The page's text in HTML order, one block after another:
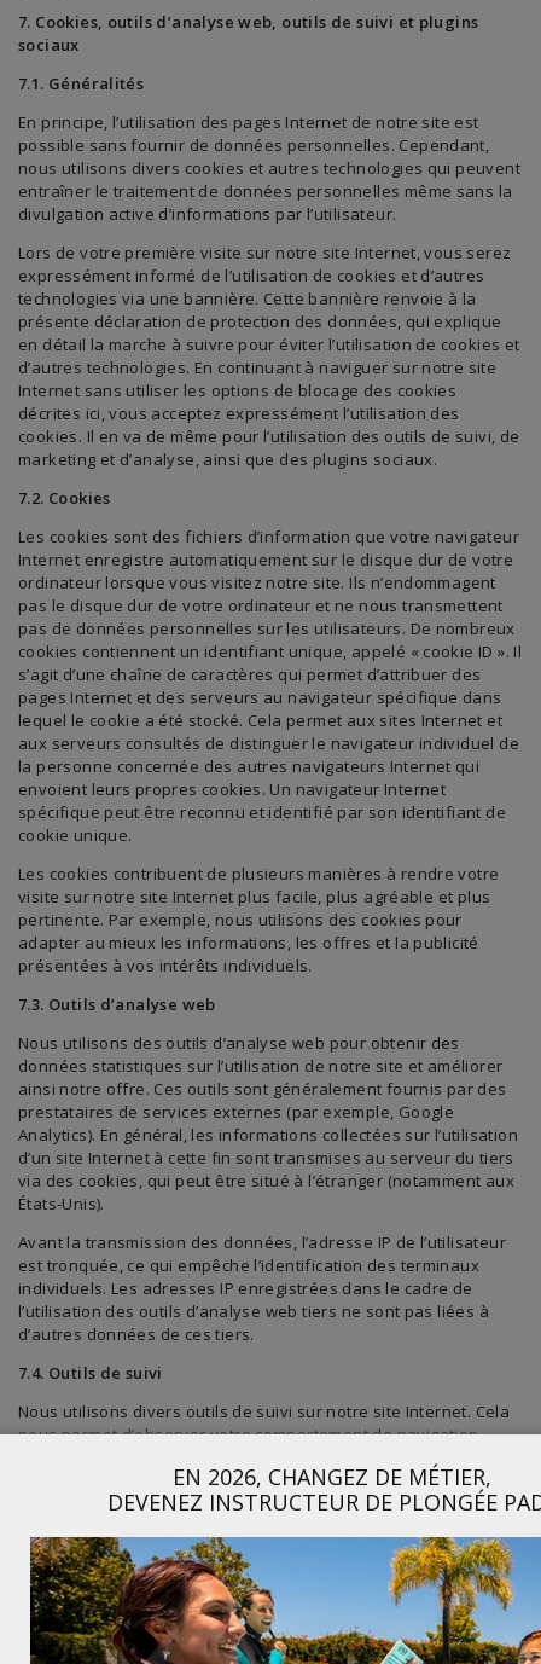
7. Cookies, outils d’analyse web, outils de suivi et plugins
sociaux
7.1. Généralités
En principe, l’utilisation des pages Internet de notre site est
possible sans fournir de données personnelles. Cependant,
nous utilisons divers cookies et autres technologies qui peuvent
entraîner le traitement de données personnelles même sans la
divulgation active d’informations par l’utilisateur.
Lors de votre première visite sur notre site Internet, vous serez
expressément informé de l’utilisation de cookies et d’autres
technologies via une bannière. Cette bannière renvoie à la
présente déclaration de protection des données, qui explique
en détail la marche à suivre pour éviter l’utilisation de cookies et
d’autres technologies. En continuant à naviguer sur notre site
Internet sans utiliser les options de blocage des cookies
décrites ici, vous acceptez expressément l’utilisation des
cookies. Il en va de même pour l’utilisation des outils de suivi, de
marketing et d’analyse, ainsi que des plugins sociaux.
7.2. Cookies
Les cookies sont des fichiers d’information que votre navigateur
Internet enregistre automatiquement sur le disque dur de votre
ordinateur lorsque vous visitez notre site. Ils n’endommagent
pas le disque dur de votre ordinateur et ne nous transmettent
pas de données personnelles sur les utilisateurs. De nombreux
cookies contiennent un identifiant unique, appelé « cookie ID ». Il
s’agit d’une chaîne de caractères qui permet d’attribuer des
pages Internet et des serveurs au navigateur spécifique dans
lequel le cookie a été stocké. Cela permet aux sites Internet et
aux serveurs consultés de distinguer le navigateur individuel de
la personne concernée des autres navigateurs Internet qui
envoient leurs propres cookies. Un navigateur Internet
spécifique peut être reconnu et identifié par son identifiant de
cookie unique.
Les cookies contribuent de plusieurs manières à rendre votre
visite sur notre site Internet plus facile, plus agréable et plus
pertinente. Par exemple, nous utilisons des cookies pour
adapter au mieux les informations, les offres et la publicité
présentées à vos intérêts individuels.
7.3. Outils d’analyse web
Nous utilisons des outils d’analyse web pour obtenir des
données statistiques sur l’utilisation de notre site et améliorer
ainsi notre offre. Ces outils sont généralement fournis par des
prestataires de services externes (par exemple, Google
Analytics). En général, les informations collectées sur l’utilisation
d’un site Internet à cette fin sont transmises au serveur du tiers
via des cookies, qui peut être situé à l’étranger (notamment aux
États-Unis).
Avant la transmission des données, l’adresse IP de l’utilisateur
est tronquée, ce qui empêche l’identification des terminaux
individuels. Les adresses IP enregistrées dans le cadre de
l’utilisation des outils d’analyse web tiers ne sont pas liées à
d’autres données de ces tiers.
7.4. Outils de suivi
Nous utilisons divers outils de suivi sur notre site Internet. Cela
nous permet d’observer votre comportement de navigation.
des besoins et à l’optimiser en permanence. Dans ce contexte,
des profils d’utilisateurs pseudonymisés sont créés et des
7.5. Plugins sociaux
Divers plugins sociaux (tels que Facebook, Twitter, Instagram et
YouTube) sont utilisés sur notre site Internet. Cependant, ils sont
désactivés par défaut et ne transmettent donc aucune donnée.
EN 2026, CHANGEZ DE MÉTIER,
DEVENEZ INSTRUCTEUR DE PLONGÉE